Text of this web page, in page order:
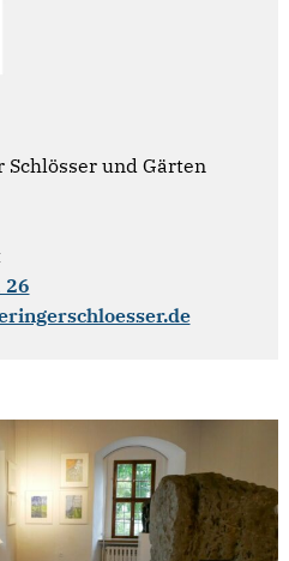
und Gärten
26